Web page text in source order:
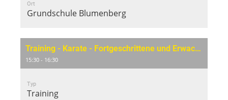
Ort
Grundschule Blumenberg
Training - Karate - Fortgeschrittene und Erwachsene
15:30 - 16:30
Typ
Training